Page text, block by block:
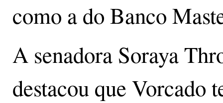
como a do Banco
A senadora Soraya
destacou que Vorcado